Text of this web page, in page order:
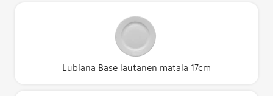
Lubiana Base lautanen matala 17cm